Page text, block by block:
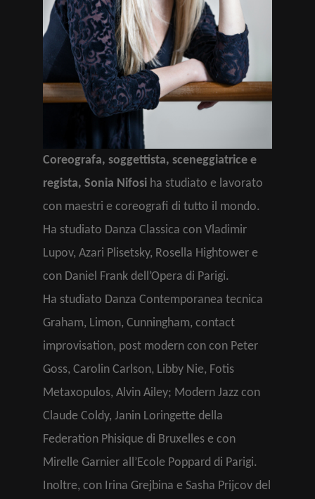
Coreografa, soggettista, sceneggiatrice e
regista, Sonia Nifosi ha studiato e lavorato
con maestri e coreografi di tutto il mondo.
Ha studiato Danza Classica con Vladimir
Lupov, Azari Plisetsky, Rosella Hightower e
con Daniel Frank dell’Opera di Parigi.
Ha studiato Danza Contemporanea tecnica
Graham, Limon, Cunningham, contact
improvisation, post modern con con Peter
Goss, Carolin Carlson, Libby Nie, Fotis
Metaxopulos, Alvin Ailey; Modern Jazz con
Claude Coldy, Janin Loringette della
Federation Phisique di Bruxelles e con
Mirelle Garnier all’Ecole Poppard di Parigi.
Inoltre, con Irina Grejbina e Sasha Prijcov del